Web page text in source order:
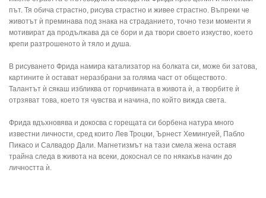
път. Тя обича страстно, рисува страстно и живее страстно. Въпреки че
животът ѝ преминава под знака на страданието, точно тези моменти я
мотивират да продължава да се бори и да твори своето изкуство, което
крепи разтрошеното ѝ тяло и душа.
В рисуването Фрида намира катализатор на болката си, може би затова,
картините ѝ остават неразбрани за голяма част от обществото.
Талантът ѝ сякаш избликва от горчивината в живота ѝ, а творбите ѝ
отрзяват това, което тя чувства и начина, по който вижда света.
Фрида вдъхновява и докосва с горещата си борбена натура много
известни личности, сред които Лев Троцки, Ърнест Хемингуей, Пабло
Пикасо и Салвадор Дали. Магнетизмът на тази смела жена оставя
трайна следа в живота на всеки, докоснал се по някакъв начин до
личността ѝ.